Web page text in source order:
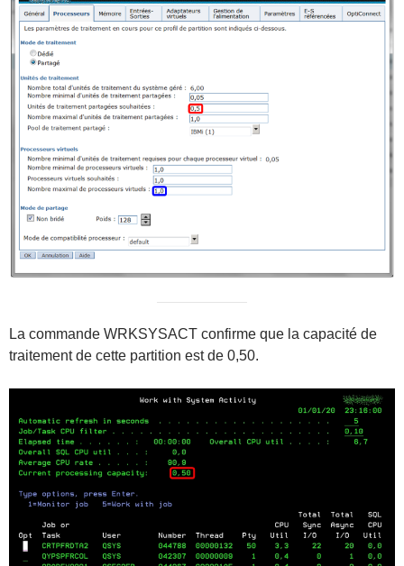
La commande WRKSYSACT confirme que la capacité de
traitement de cette partition est de 0,50.